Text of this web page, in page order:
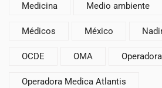
Medicina Medio ambiente
Médicos México
OCDE OMA Operadora
Operadora Medica Atlantis